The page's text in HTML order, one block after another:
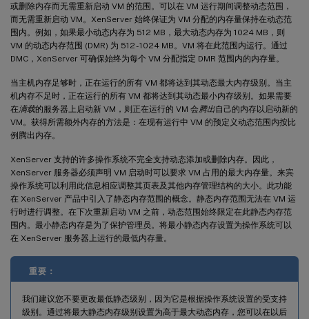
或删除内存而无需重新启动 VM 的范围。可以在 VM 运行期间调整动态范围，
而无需重新启动 VM。XenServer 始终保证为 VM 分配的内存量保持在动态范
围内。例如，如果最小动态内存为 512 MB，最大动态内存为 1024 MB，则
VM 的动态内存范围 (DMR) 为 512 - 1024 MB。VM 将在此范围内运行。通过
DMC，XenServer 可确保始终为每个 VM 分配指定 DMR 范围内的内存量。
当主机内存足够时，正在运行的所有 VM 都将达到其动态最大内存级别。当主
机内存不足时，正在运行的所有 VM 都将达到其动态最小内存级别。如果需要
在满载的服务器上启动新 VM，则正在运行的 VM 会腾出自己的内存以启动新的
VM。获得所需额外内存的方法是：在现有运行中 VM 的预定义动态范围内按比
例腾出内存。
XenServer 支持的许多操作系统不完全支持动态添加或删除内存。因此，
XenServer 服务器必须声明 VM 启动时可以要求 VM 占用的最大内存量。来宾
操作系统可以利用此信息相应调整其页表及其他内存管理结构的大小。此功能
在 XenServer 产品中引入了静态内存范围的概念。静态内存范围无法在 VM 运
行时进行调整。在下次重新启动 VM 之前，动态范围始终限定在此静态内存范
围内。最小静态内存是为了保护管理员。将最小静态内存设置为操作系统可以
在 XenServer 服务器上运行的最低内存量。
重要：
我们建议您不要更改最低静态级别，因为它是根据操作系统设置的受支持
级别。通过将最大静态内存级别设置为高于最大动态内存，您可以在以后